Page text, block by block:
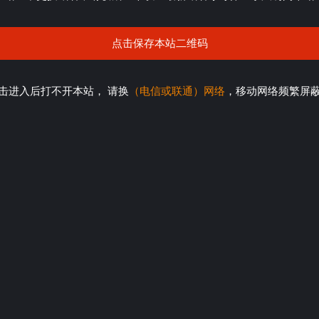
点击保存本站二维码
进入后打不开本站， 请换 （电信或联通）网络 ，移动网络频繁屏